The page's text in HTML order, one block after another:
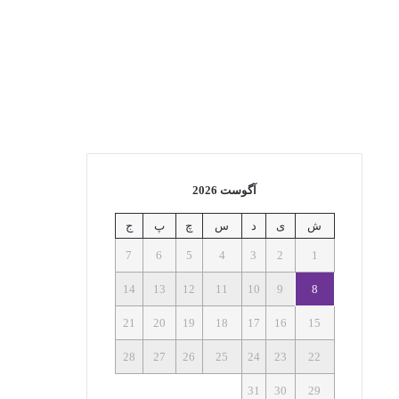
آگوست 2026
ش ی د س چ پ ج
1
2
3
4
5
6
7
8
9
10
11
12
13
14
15
16
17
18
19
20
21
22
23
24
25
26
27
28
29
30
31